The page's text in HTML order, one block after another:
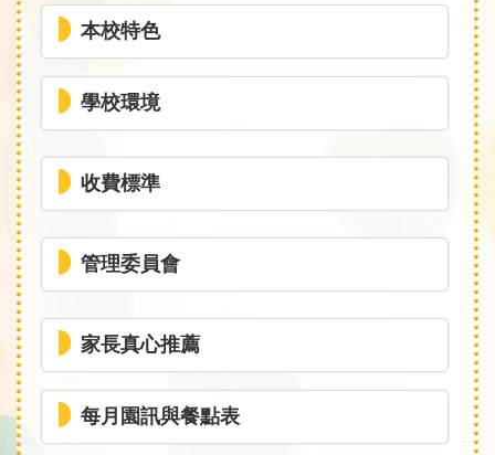
本校特色
學校環境
收費標準
管理委員會
家長真心推薦
每月園訊與餐點表